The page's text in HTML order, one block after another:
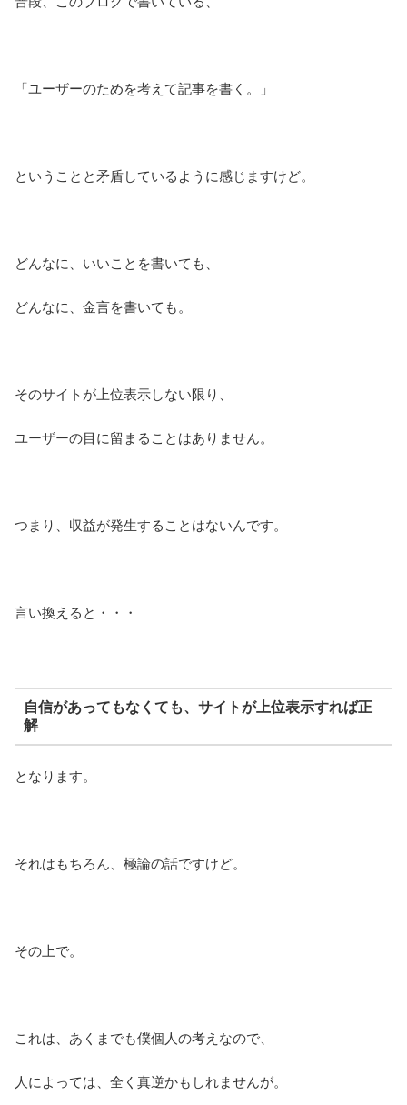
「ユーザーのためを考えて記事を書く。」
ということと矛盾しているように感じますけど。
どんなに、いいことを書いても、
どんなに、金言を書いても。
そのサイトが上位表示しない限り、
ユーザーの目に留まることはありません。
つまり、収益が発生することはないんです。
言い換えると・・・
自信があってもなくても、サイトが上位表示すれば正
解
となります。
それはもちろん、極論の話ですけど。
その上で。
これは、あくまでも僕個人の考えなので、
人によっては、全く真逆かもしれませんが。